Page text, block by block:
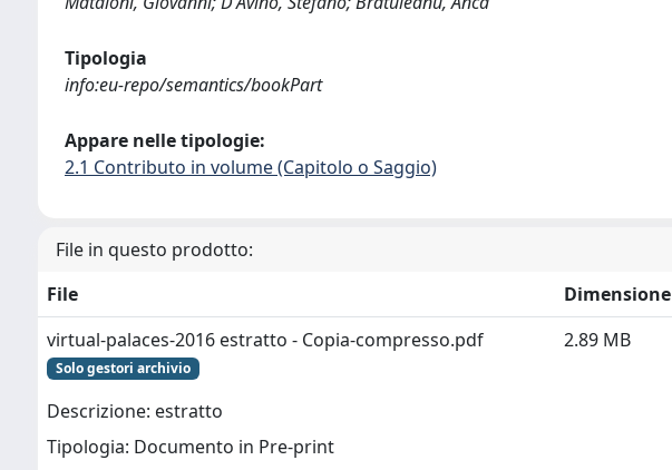
Tipologia
info:eu-repo/semantics/bookPart
Appare nelle tipologie:
2.1 Contributo in volume (Capitolo o Saggio)
File in questo prodotto:
File
Dimensione
virtual-palaces-2016 estratto - Copia-compresso.pdf
Solo gestori archivio
Descrizione: estratto
Tipologia: Documento in Pre-print
2.89 MB